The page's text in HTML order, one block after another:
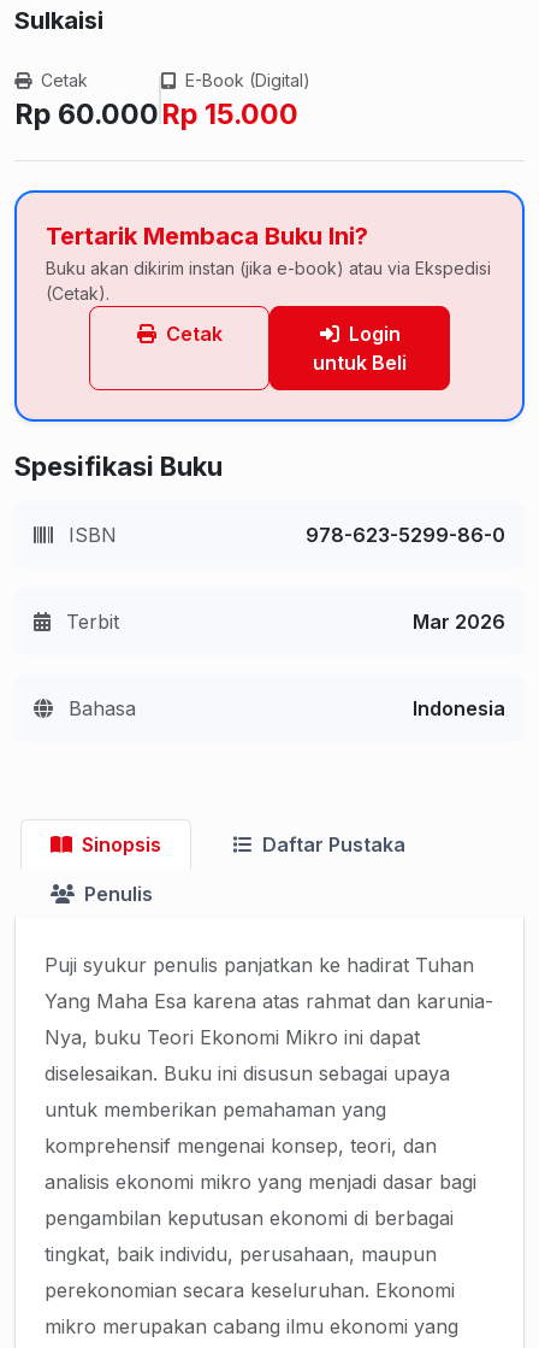
Sulkaisi
Cetak
Rp 60.000
E-Book (Digital)
Rp 15.000
Tertarik Membaca Buku Ini?
Buku akan dikirim instan (jika e-book) atau via Ekspedisi
(Cetak).
Cetak
Login
untuk Beli
Spesifikasi Buku
ISBN 978-623-5299-86-0
Terbit Mar 2026
Bahasa Indonesia
Sinopsis Daftar Pustaka
Penulis
Puji syukur penulis panjatkan ke hadirat Tuhan
Yang Maha Esa karena atas rahmat dan karunia-
Nya, buku Teori Ekonomi Mikro ini dapat
diselesaikan. Buku ini disusun sebagai upaya
untuk memberikan pemahaman yang
komprehensif mengenai konsep, teori, dan
analisis ekonomi mikro yang menjadi dasar bagi
pengambilan keputusan ekonomi di berbagai
tingkat, baik individu, perusahaan, maupun
perekonomian secara keseluruhan. Ekonomi
mikro merupakan cabang ilmu ekonomi yang